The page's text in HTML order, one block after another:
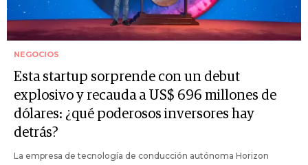
NEGOCIOS
Esta startup sorprende con un debut
explosivo y recauda a US$ 696 millones de
dólares: ¿qué poderosos inversores hay
detrás?
La empresa de tecnología de conducción autónoma Horizon